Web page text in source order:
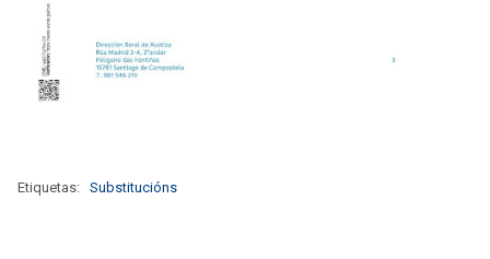
Etiquetas: Substitucións